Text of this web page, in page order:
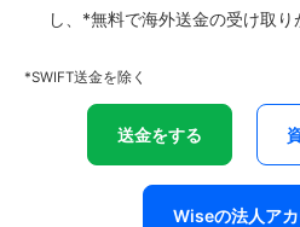
し、*無料で海外送金の受け取り
*SWIFT送金を除く
送金をする
Wiseの法人ア